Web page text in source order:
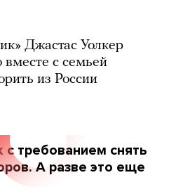
Джастас Уолкер
вместе с семьей
из России
с требованием снять
А разве это еще